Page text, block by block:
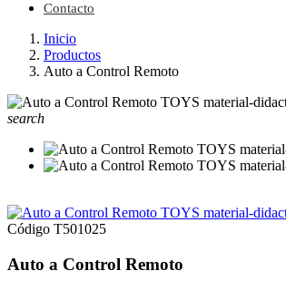
Contacto
Inicio
Productos
Auto a Control Remoto
search
Código T501025
Auto a Control Remoto